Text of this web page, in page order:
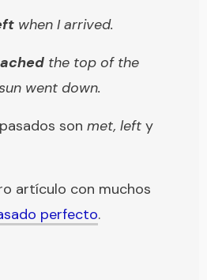
when I arrived.
the top of the
went down.
son met, left y
artículo con muchos
perfecto.